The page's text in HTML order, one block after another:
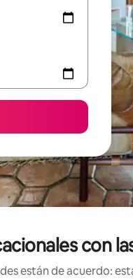
con
están de acuerdo: